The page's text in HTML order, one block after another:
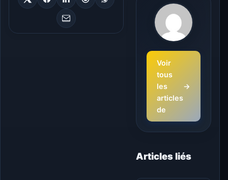
Voir
tous
les
articles
de
→
Articles liés